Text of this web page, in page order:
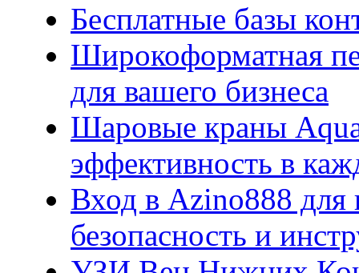
Бесплатные базы
Широкоформатная
для вашего бизнеса
Шаровые краны
эффективность в
Вход в Azino888 для
безопасность и